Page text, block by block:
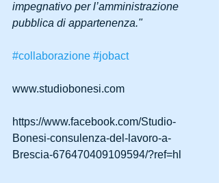
impegnativo per l’amministrazione
pubblica di appartenenza."
#collaborazione #jobact
www.studiobonesi.com
https://www.facebook.com/Studio-
Bonesi-consulenza-del-lavoro-a-
Brescia-676470409109594/?ref=hl